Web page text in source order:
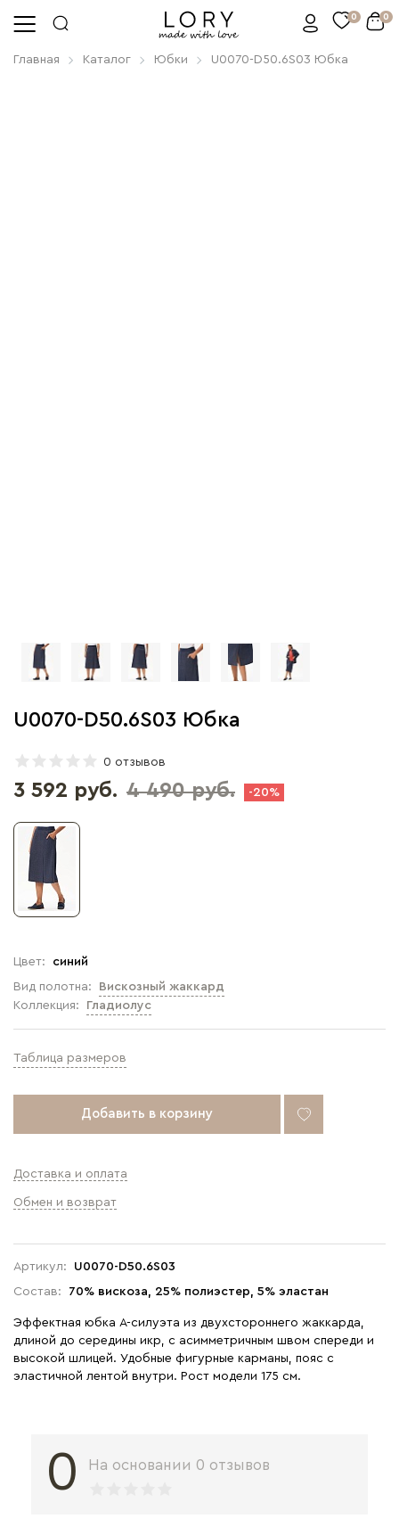
0 0
Главная Каталог Юбки U0070-D50.6S03 Юбка
U0070-D50.6S03 Юбка
0 отзывов
Артикул:
U0070-D50.6S03
Состав:
70% вискоза, 25% полиэстер, 5% эластан
Эффектная юбка А-силуэта из двухстороннего жаккарда,
длиной до середины икр, с асимметричным швом спереди и
высокой шлицей. Удобные фигурные карманы, пояс с
эластичной лентой внутри. Рост модели 175 см.
Коллекция: Гладиолус
Вид полотна: Вискозный жаккард
Цвет: синий
Таблица размеров
3 592 руб. 4 490 руб. -20%
Добавить в корзину
Доставка и оплата
Обмен и возврат
0 На основании 0 отзывов